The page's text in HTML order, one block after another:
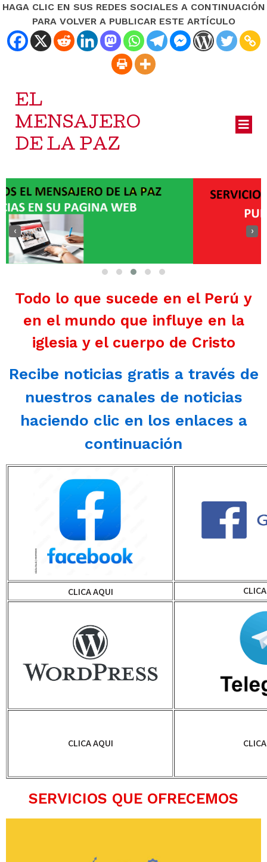
HAGA CLIC EN SUS REDES SOCIALES A CONTINUACIÓN
PARA VOLVER A PUBLICAR ESTE ARTÍCULO
EL
MENSAJERO
DE LA PAZ
‹ ›
Todo lo que sucede en el Perú y
en el mundo que influye en la
iglesia y el cuerpo de Cristo
Recibe noticias gratis a través de
nuestros canales de noticias
haciendo clic en los enlaces a
continuación
CLICA AQUI
CLICA AQUI
SERVICIOS QUE OFRECEMOS